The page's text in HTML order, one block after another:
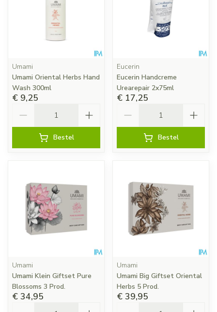
Umami
Umami Oriental Herbs Hand
Wash 300ml
€ 9,25
Bestel
Eucerin
Eucerin Handcreme
Urearepair 2x75ml
€ 17,25
Bestel
Umami
Umami Klein Giftset Pure
Blossoms 3 Prod.
€ 34,95
Umami
Umami Big Giftset Oriental
Herbs 5 Prod.
€ 39,95